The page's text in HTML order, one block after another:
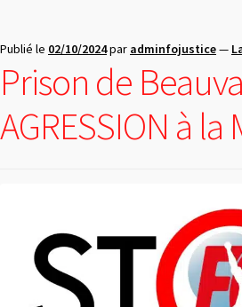
Publié le 02/10/2024par adminfojustice—
Prison de
AGRESSION à la